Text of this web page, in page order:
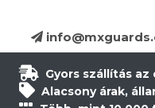
Gyors szállítás
Alacsony árak,